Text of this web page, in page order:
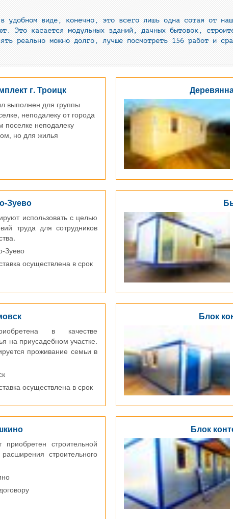
в удобном виде, конечно, это всего лишь одна сотая от
Это касается модульных зданий, дачных бытовок,
реально можно долго, лучше посмотреть 156 работ и
г. Троицк
выполнен для группы
неподалеку от города
поселке неподалеку
но для жилья
условий.
Зуево
использовать с целью
труда для сотрудников
Зуево
осуществлена в срок
в качестве
на приусадебном участке.
проживание семьи в
осуществлена в срок
Блок
приобретен строительной
строительного
Блок